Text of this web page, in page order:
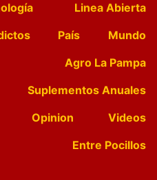
Linea Abierta
País
Mundo
Agro La Pampa
Suplementos Anuales
Opinion
Videos
Entre Pocillos